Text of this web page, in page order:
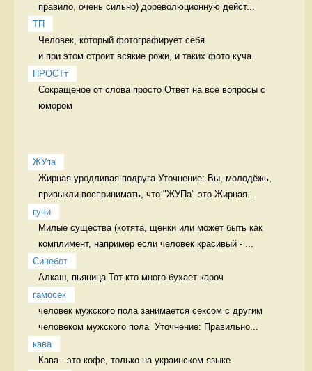
правило, очень сильно) дореволюционную дейст...
ТП
Человек, который фотографирует себя
и при этом строит всякие рожи, и таких фото куча.
ПРОСТт
Сокращеное от слова просто Ответ на все вопросы с
юмором
ЖУпа
Жирная уродливая подруга Уточнение: Вы, молодёжь,
привыкли воспринимать, что "ЖУПа" это Жирная...
гучи
Милые существа (котята, щенки или может быть как
комплимент, например если человек красивый - ...
Синебот
Алкаш, пьяница Тот кто много бухает кароч
гамосек
человек мужского пола занимается сексом с другим
человеком мужского пола  Уточнение: Правильно...
кава
Кава - это кофе, только на украинском языке